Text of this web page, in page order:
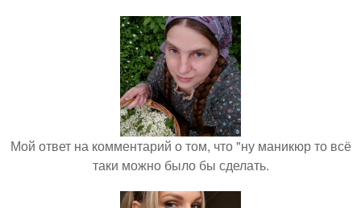
Мой ответ на комментарий о том, что "ну маникюр то всё
таки можно было бы сделать.